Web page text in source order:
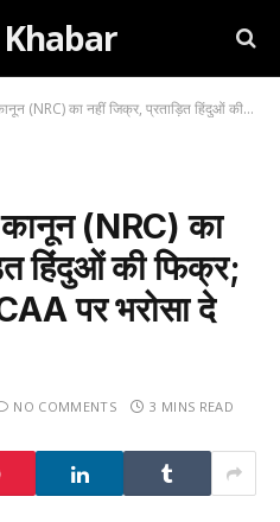
जिक्र, प्रताड़ित हिंदुओं की फिक्र; कैसे मुसलमानों को CAA पर भरोसा दे रही भाजपा
कानून (NRC) का
हिंदुओं की फिक्र;
पर भरोसा दे
NO COMMENTS 3 MINS READ